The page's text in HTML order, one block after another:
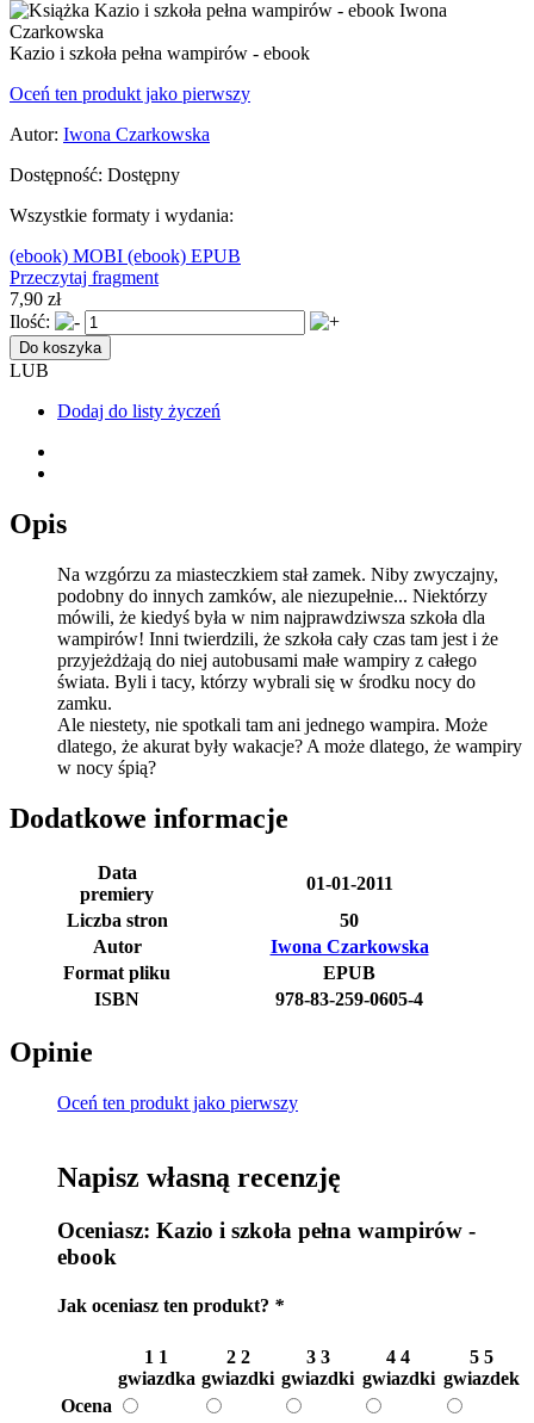
Kazio i szkoła pełna wampirów - ebook
Oceń ten produkt jako pierwszy
Autor: Iwona Czarkowska
Dostępność: Dostępny
Wszystkie formaty i wydania:
(ebook) MOBI (ebook) EPUB
Przeczytaj fragment
7,90 zł
Ilość:
Do koszyka
LUB
Dodaj do listy życzeń
Opis
Na wzgórzu za miasteczkiem stał zamek. Niby zwyczajny,
podobny do innych zamków, ale niezupełnie... Niektórzy
mówili, że kiedyś była w nim najprawdziwsza szkoła dla
wampirów! Inni twierdzili, że szkoła cały czas tam jest i że
przyjeżdżają do niej autobusami małe wampiry z całego
świata. Byli i tacy, którzy wybrali się w środku nocy do
zamku.
Ale niestety, nie spotkali tam ani jednego wampira. Może
dlatego, że akurat były wakacje? A może dlatego, że wampiry
w nocy śpią?
Dodatkowe informacje
Data
premiery
01-01-2011
Liczba stron
50
Autor
Iwona Czarkowska
Format pliku
EPUB
ISBN
978-83-259-0605-4
Opinie
Oceń ten produkt jako pierwszy
Napisz własną recenzję
Oceniasz: Kazio i szkoła pełna wampirów -
ebook
Jak oceniasz ten produkt? *
1 1
gwiazdka
2 2
gwiazdki
3 3
gwiazdki
4 4
gwiazdki
5 5
gwiazdek
Ocena